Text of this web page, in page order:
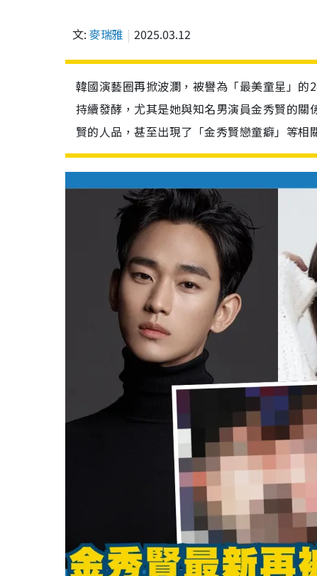
文: 麥瑞雅 2025.03.12
韓國演藝圈再掀波瀾，被譽為「最美童星」
持續發酵，尤其是她與知名男演員金秀賢的
賢的人品，甚至出現了「金秀賢戀童癖」等相